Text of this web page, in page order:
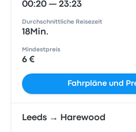
00:20 — 23:23
Durchschnittliche Reisezeit
18Min.
Mindestpreis
6 €
Fahrpläne und
Leeds → Harewood